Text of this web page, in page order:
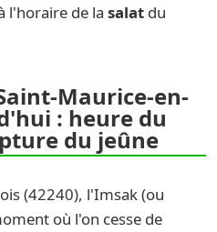
l'horaire de la salat du
Maurice-en-
: heure du
du jeûne
(42240), l'Imsak (ou
où l'on cesse de